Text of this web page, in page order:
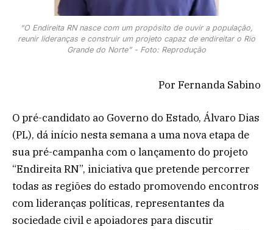
“O Endireita RN nasce com um propósito de ouvir a população,
reunir lideranças e construir um projeto capaz de endireitar o Rio
Grande do Norte” - Foto: Reprodução
Por Fernanda Sabino
O pré-candidato ao Governo do Estado, Álvaro Dias
(PL), dá início nesta semana a uma nova etapa de
sua pré-campanha com o lançamento do projeto
“Endireita RN”, iniciativa que pretende percorrer
todas as regiões do estado promovendo encontros
com lideranças políticas, representantes da
sociedade civil e apoiadores para discutir